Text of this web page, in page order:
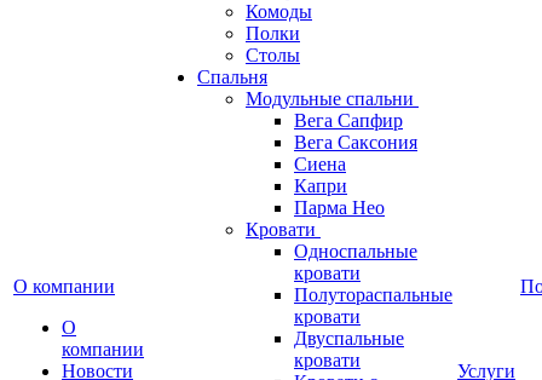
О компании
О
компании
Новости
Комоды
Полки
Столы
Спальня
Модульные спальни
Вега Сапфир
Вега Саксония
Сиена
Капри
Парма Нео
Кровати
Односпальные
кровати
Полутораспальные
кровати
Двуспальные
кровати
Услуги